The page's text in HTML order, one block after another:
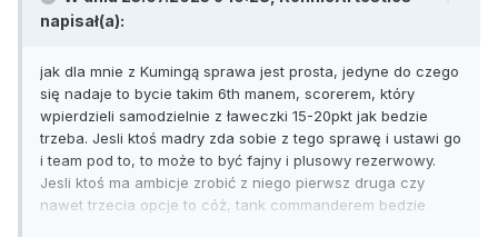
napisał(a):
jak dla mnie z Kumingą sprawa jest prosta, jedyne do czego
się nadaje to bycie takim 6th manem, scorerem, który
wpierdzieli samodzielnie z ławeczki 15-20pkt jak bedzie
trzeba. Jesli ktoś madry zda sobie z tego sprawę i ustawi go
i team pod to, to może to być fajny i plusowy rezerwowy.
Jesli ktoś ma ambicje zrobić z niego pierwsz druga czy
nawet trzecia opcje to cóż, tank commanderem bedzie